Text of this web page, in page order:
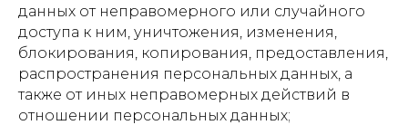
данных от неправомерного или случайного
доступа к ним, уничтожения, изменения,
блокирования, копирования, предоставления,
распространения персональных данных, а
также от иных неправомерных действий в
отношении персональных данных;